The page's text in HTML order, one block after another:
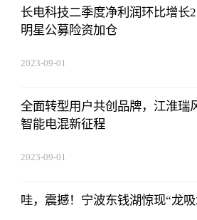
长电科技二季度净利润环比增长2.5倍 布局先
明星公募险资加仓
2023-09-01
全面转型用户共创品牌，江淮瑞
智能电混新征程
2023-09-01
哇，震撼！宁波东钱湖惊现“龙